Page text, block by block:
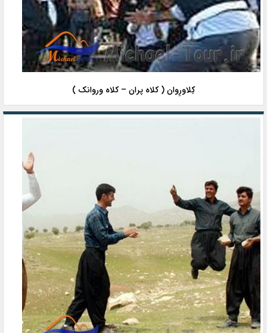
کِلاورِوان ( کلاه پران – کلاه وروانک )